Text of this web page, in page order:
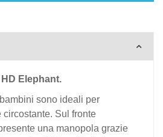
Elephant.
sono ideali per
circostante. Sul fronte
una manopola grazie